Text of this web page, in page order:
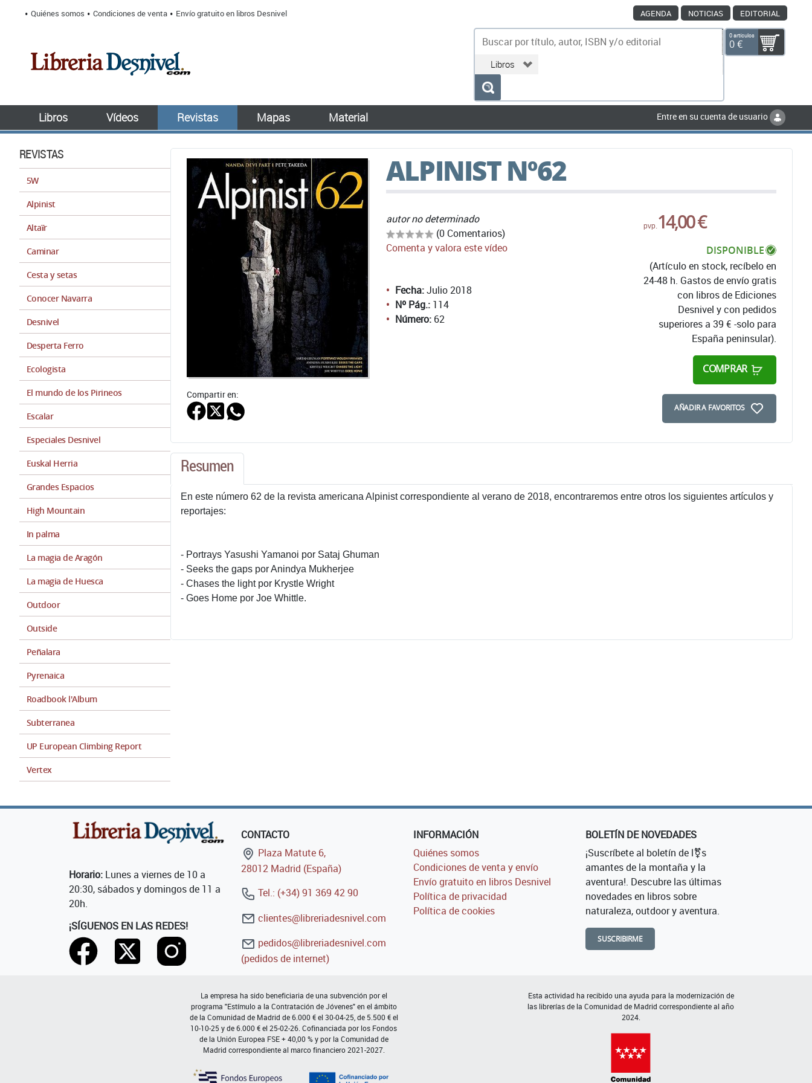
Quiénes somos Condiciones de venta Envío gratuito en libros Desnivel AGENDA NOTICIAS EDITORIAL
0 artículos
0 €
Libros Vídeos Revistas Mapas Material Entre en su cuenta de usuario
REVISTAS
5W
Alpinist
Altaïr
Caminar
Cesta y setas
Conocer Navarra
Desnivel
Desperta Ferro
Ecologista
El mundo de los Pirineos
Escalar
Especiales Desnivel
Euskal Herria
Grandes Espacios
High Mountain
In palma
La magia de Aragón
La magia de Huesca
Outdoor
Outside
Peñalara
Pyrenaica
Roadbook l'Album
Subterranea
UP European Climbing Report
Vertex
ALPINIST Nº62
Compartir en:
autor no determinado
(0 Comentarios)
Comenta y valora este vídeo
pvp.14,00 €
DISPONIBLE
(Artículo en stock, recíbelo en
24-48 h. Gastos de envío gratis
con libros de Ediciones
Desnivel y con pedidos
superiores a 39 € -solo para
España peninsular).
COMPRAR
AÑADIR A FAVORITOS
Fecha:Julio 2018
Nº Pág.: 114
Número: 62
Resumen
En este número 62 de la revista americana Alpinist correspondiente al verano de 2018, encontraremos entre otros los siguientes artículos y
reportajes:
- Portrays Yasushi Yamanoi por Sataj Ghuman
- Seeks the gaps por Anindya Mukherjee
- Chases the light por Krystle Wright
- Goes Home por Joe Whittle.
Horario: Lunes a viernes de 10 a
20:30, sábados y domingos de 11 a
20h.
¡SÍGUENOS EN LAS REDES!
CONTACTO
Plaza Matute 6,
28012 Madrid (España)
Tel.: (+34) 91 369 42 90
clientes@libreriadesnivel.com
pedidos@libreriadesnivel.com
(pedidos de internet)
INFORMACIÓN
Quiénes somos
Condiciones de venta y envío
Envío gratuito en libros Desnivel
Política de privacidad
Política de cookies
BOLETÍN DE NOVEDADES
¡Suscríbete al boletín de l⚧s
amantes de la montaña y la
aventura!. Descubre las últimas
novedades en libros sobre
naturaleza, outdoor y aventura.
SUSCRIBIRME
La empresa ha sido beneficiaria de una subvención por el
programa "Estímulo a la Contratación de Jóvenes" en el ámbito
de la Comunidad de Madrid de 6.000 € el 30-04-25, de 5.500 € el
10-10-25 y de 6.000 € el 25-02-26. Cofinanciada por los Fondos
de la Unión Europea FSE + 40,00 % y por la Comunidad de
Madrid correspondiente al marco financiero 2021-2027.
Esta actividad ha recibido una ayuda para la modernización de
las librerías de la Comunidad de Madrid correspondiente al año
2024.